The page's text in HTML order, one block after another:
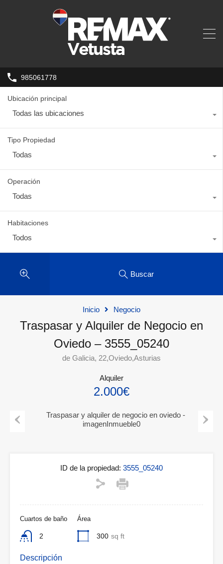
985061778
Ubicación principal
Todas las ubicaciones
Tipo Propiedad
Todas
Operación
Todas
Habitaciones
Todos
Buscar
Inicio Negocio
Traspasar y Alquiler de Negocio en
Oviedo – 3555_05240
de Galicia, 22,Oviedo,Asturias
Alquiler
2.000€
ID de la propiedad: 3555_05240
Cuartos de baño
2
Área
300 sq ft
Descripción